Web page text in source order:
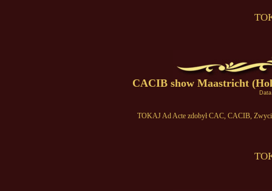
CACIB show Maastricht
TOKAJ Ad Acte zdobył CAC, CACIB,